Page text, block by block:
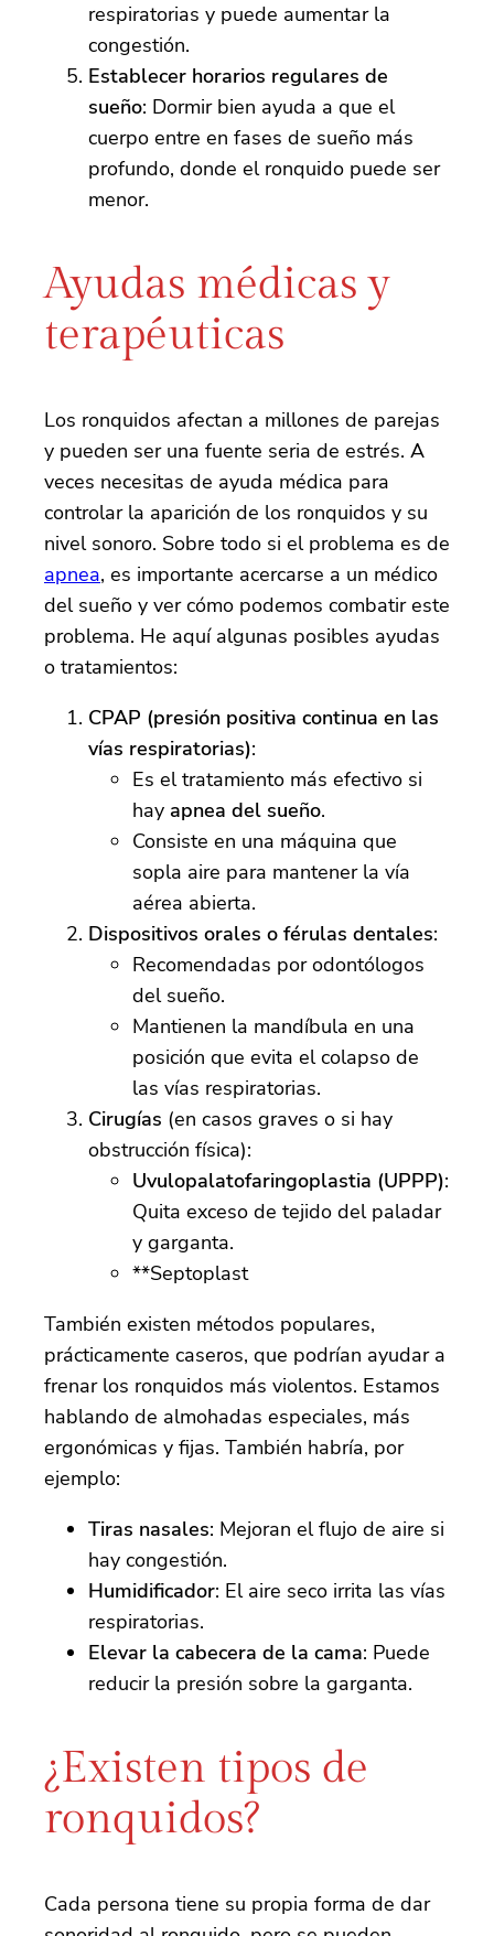
respiratorias y puede aumentar la
congestión.
Establecer horarios regulares de
sueño: Dormir bien ayuda a que el
cuerpo entre en fases de sueño más
profundo, donde el ronquido puede ser
menor.
Ayudas médicas y
terapéuticas
Los ronquidos afectan a millones de parejas
y pueden ser una fuente seria de estrés. A
veces necesitas de ayuda médica para
controlar la aparición de los ronquidos y su
nivel sonoro. Sobre todo si el problema es de
apnea, es importante acercarse a un médico
del sueño y ver cómo podemos combatir este
problema. He aquí algunas posibles ayudas
o tratamientos:
CPAP (presión positiva continua en las
vías respiratorias):
Es el tratamiento más efectivo si
hay apnea del sueño.
Consiste en una máquina que
sopla aire para mantener la vía
aérea abierta.
Dispositivos orales o férulas dentales:
Recomendadas por odontólogos
del sueño.
Mantienen la mandíbula en una
posición que evita el colapso de
las vías respiratorias.
Cirugías (en casos graves o si hay
obstrucción física):
Uvulopalatofaringoplastia (UPPP):
Quita exceso de tejido del paladar
y garganta.
**Septoplast
También existen métodos populares,
prácticamente caseros, que podrían ayudar a
frenar los ronquidos más violentos. Estamos
hablando de almohadas especiales, más
ergonómicas y fijas. También habría, por
ejemplo:
Tiras nasales: Mejoran el flujo de aire si
hay congestión.
Humidificador: El aire seco irrita las vías
respiratorias.
Elevar la cabecera de la cama: Puede
reducir la presión sobre la garganta.
¿Existen tipos de
ronquidos?
Cada persona tiene su propia forma de dar